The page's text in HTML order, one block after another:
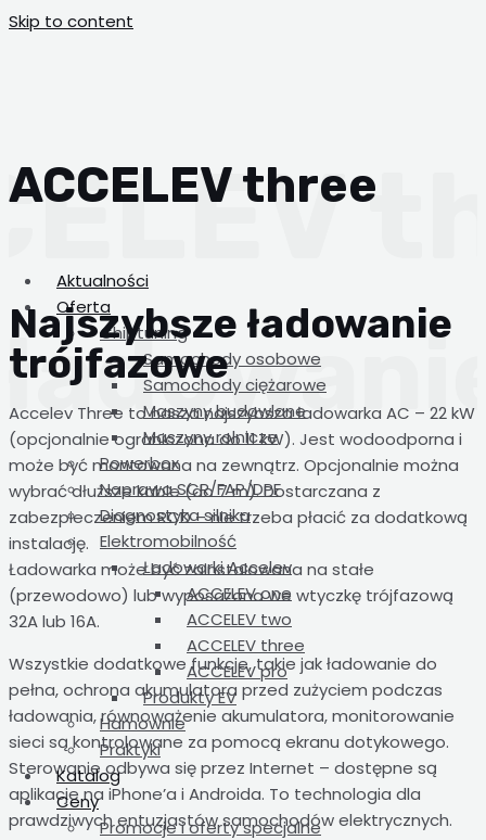
Skip to content
Aktualności
Oferta
Chiptuning
Samochody osobowe
Samochody ciężarowe
Maszyny budowlane
Maszyny rolnicze
Powerbox
Naprawa SCR/FAP/DPF
Diagnostyka silnika
Elektromobilność
Ładowarki Accelev
ACCELEV one
ACCELEV two
ACCELEV three
ACCELEV pro
Produkty EV
Hamownie
Praktyki
Katalog
Ceny
Promocje i oferty specjalne
ACCELEV three
Najszybsze ładowanie
trójfazowe
Accelev Three to nasza najszybsza ładowarka AC – 22 kW
(opcjonalnie ograniczona do 11 kW). Jest wodoodporna i
może być montowana na zewnątrz. Opcjonalnie można
wybrać dłuższe kable (do 7 m). Dostarczana z
zabezpieczeniem RCD – nie trzeba płacić za dodatkową
instalację.
Ładowarka może być zainstalowana na stałe
(przewodowo) lub wyposażona we wtyczkę trójfazową
32A lub 16A.
Wszystkie dodatkowe funkcje, takie jak ładowanie do
pełna, ochrona akumulatora przed zużyciem podczas
ładowania, równoważenie akumulatora, monitorowanie
sieci są kontrolowane za pomocą ekranu dotykowego.
Sterowanie odbywa się przez Internet – dostępne są
aplikacje na iPhone’a i Androida. To technologia dla
prawdziwych entuzjastów samochodów elektrycznych.